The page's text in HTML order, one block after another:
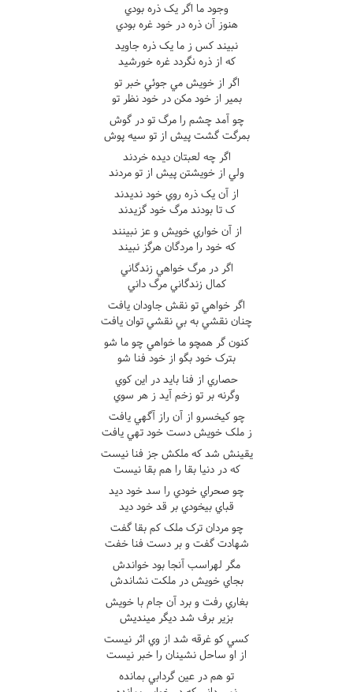
وجود ما اگر يک ذره بودي
هنوز آن ذره در خود غره بودي
نبيند کس ز ما يک ذره جاويد
که از ذره نگردد غره خورشيد
اگر از خويش مي جوئي خبر تو
بمير از خود مکن در خود نظر تو
چو آمد چشم را مرگ تو در گوش
بمرگت گشت پيش از تو سيه پوش
اگر چه لعبتان ديده خردند
ولي از خويشتن پيش از تو مردند
از آن يک ذره روي خود نديدند
ک تا بودند مرگ خود گزيدند
از آن خواري خويش و عز نبينند
که خود را مردگان هرگز نبيند
اگر در مرگ خواهي زندگاني
کمال زندگاني مرگ داني
اگر خواهي تو نقش جاودان يافت
چنان نقشي به بي نقشي توان يافت
کنون گر همچو ما خواهي چو ما شو
بترک خود بگو از خود فنا شو
حصاري از فنا بايد در اين کوي
وگرنه بر تو زخم آيد ز هر سوي
چو کيخسرو از آن راز آگهي يافت
ز ملک خويش دست خود تهي يافت
يقينش شد که ملکش جز فنا نيست
که در دنيا بقا را هم بقا نيست
چو صحراي خودي را سد خود ديد
قباي بيخودي بر قد خود ديد
چو مردان ترک ملک کم بقا گفت
شهادت گفت و بر دست فنا خفت
مگر لهراسب آنجا بود خواندش
بجاي خويش در ملکت نشاندش
بغاري رفت و برد آن جام با خويش
بزير برف شد ديگر مينديش
کسي کو غرقه شد از وي اثر نيست
از او ساحل نشينان را خبر نيست
تو هم در عين گردابي بمانده